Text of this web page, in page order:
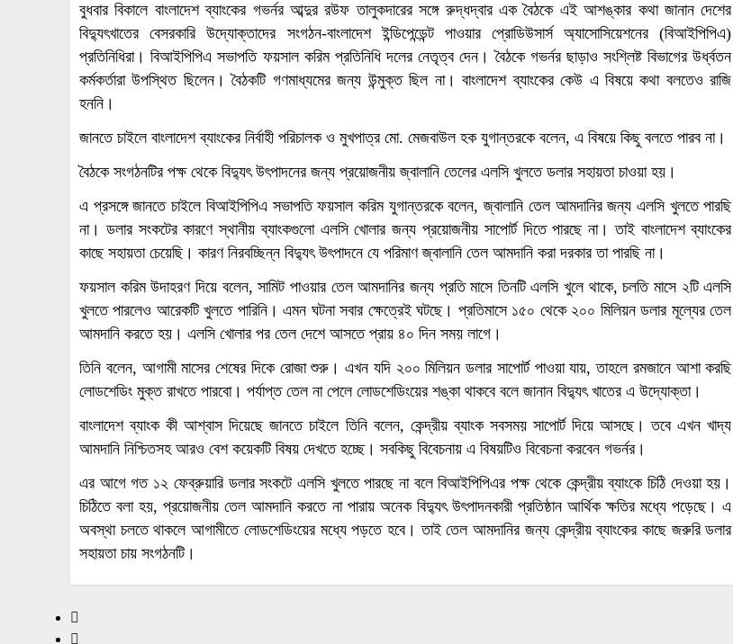
বুধবার বিকালে বাংলাদেশ ব্যাংকের গভর্নর আব্দুর রউফ তালুকদারের সঙ্গে রুদ্ধদ্বার এক বৈঠকে এই আশঙ্কার কথা জানান দেশের
বিদ্যুৎখাতের বেসরকারি উদ্যোক্তাদের সংগঠন-বাংলাদেশ ইন্ডিপেন্ডেন্ট পাওয়ার প্রোডিউসার্স অ্যাসোসিয়েশনের (বিআইপিপিএ)
প্রতিনিধিরা। বিআইপিপিএ সভাপতি ফয়সাল করিম প্রতিনিধি দলের নেতৃত্ব দেন। বৈঠকে গভর্নর ছাড়াও সংশ্লিষ্ট বিভাগের উর্ধ্বতন
কর্মকর্তারা উপস্থিত ছিলেন। বৈঠকটি গণমাধ্যমের জন্য উন্মুক্ত ছিল না। বাংলাদেশ ব্যাংকের কেউ এ বিষয়ে কথা বলতেও রাজি
হননি।
জানতে চাইলে বাংলাদেশ ব্যাংকের নির্বাহী পরিচালক ও মুখপাত্র মো. মেজবাউল হক যুগান্তরকে বলেন, এ বিষয়ে কিছু বলতে পারব না।
বৈঠকে সংগঠনটির পক্ষ থেকে বিদ্যুৎ উৎপাদনের জন্য প্রয়োজনীয় জ্বালানি তেলের এলসি খুলতে ডলার সহায়তা চাওয়া হয়।
এ প্রসঙ্গে জানতে চাইলে বিআইপিপিএ সভাপতি ফয়সাল করিম যুগান্তরকে বলেন, জ্বালানি তেল আমদানির জন্য এলসি খুলতে পারছি
না। ডলার সংকটের কারণে স্থানীয় ব্যাংকগুলো এলসি খোলার জন্য প্রয়োজনীয় সাপোর্ট দিতে পারছে না। তাই বাংলাদেশ ব্যাংকের
কাছে সহায়তা চেয়েছি। কারণ নিরবচ্ছিন্ন বিদ্যুৎ উৎপাদনে যে পরিমাণ জ্বালানি তেল আমদানি করা দরকার তা পারছি না।
ফয়সাল করিম উদাহরণ দিয়ে বলেন, সামিট পাওয়ার তেল আমদানির জন্য প্রতি মাসে তিনটি এলসি খুলে থাকে, চলতি মাসে ২টি এলসি
খুলতে পারলেও আরেকটি খুলতে পারিনি। এমন ঘটনা সবার ক্ষেত্রেই ঘটছে। প্রতিমাসে ১৫০ থেকে ২০০ মিলিয়ন ডলার মূল্যের তেল
আমদানি করতে হয়। এলসি খোলার পর তেল দেশে আসতে প্রায় ৪০ দিন সময় লাগে।
তিনি বলেন, আগামী মাসের শেষের দিকে রোজা শুরু। এখন যদি ২০০ মিলিয়ন ডলার সাপোর্ট পাওয়া যায়, তাহলে রমজানে আশা করছি
লোডশেডিং মুক্ত রাখতে পারবো। পর্যাপ্ত তেল না পেলে লোডশেডিংয়ের শঙ্কা থাকবে বলে জানান বিদ্যুৎ খাতের এ উদ্যোক্তা।
বাংলাদেশ ব্যাংক কী আশ্বাস দিয়েছে জানতে চাইলে তিনি বলেন, কেন্দ্রীয় ব্যাংক সবসময় সাপোর্ট দিয়ে আসছে। তবে এখন খাদ্য
আমদানি নিশ্চিতসহ আরও বেশ কয়েকটি বিষয় দেখতে হচ্ছে। সবকিছু বিবেচনায় এ বিষয়টিও বিবেচনা করবেন গভর্নর।
এর আগে গত ১২ ফেব্রুয়ারি ডলার সংকটে এলসি খুলতে পারছে না বলে বিআইপিপিএর পক্ষ থেকে কেন্দ্রীয় ব্যাংকে চিঠি দেওয়া হয়।
চিঠিতে বলা হয়, প্রয়োজনীয় তেল আমদানি করতে না পারায় অনেক বিদ্যুৎ উৎপাদনকারী প্রতিষ্ঠান আর্থিক ক্ষতির মধ্যে পড়েছে। এ
অবস্থা চলতে থাকলে আগামীতে লোডশেডিংয়ের মধ্যে পড়তে হবে। তাই তেল আমদানির জন্য কেন্দ্রীয় ব্যাংকের কাছে জরুরি ডলার
সহায়তা চায় সংগঠনটি।